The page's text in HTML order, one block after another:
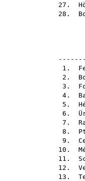
27.
28.
1.
2.
3.
4.
5.
6.
7.
8.
9.
10.
11.
12.
13.